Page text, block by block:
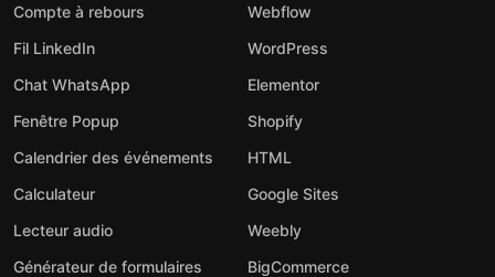
Compte à rebours
Fil LinkedIn
Chat WhatsApp
Fenêtre Popup
Calendrier des événements
Calculateur
Lecteur audio
Générateur de formulaires
Webflow
WordPress
Elementor
Shopify
HTML
Google Sites
Weebly
BigCommerce